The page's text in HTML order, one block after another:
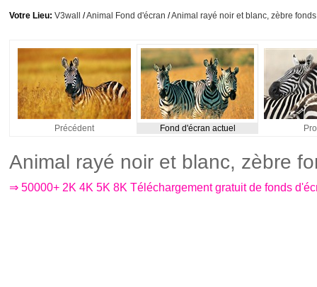
Votre Lieu: V3wall /Animal Fond d'écran /Animal rayé noir et blanc, zèbre
Précédent Fond d'écran actuel
Animal rayé noir et blanc, zèbre
⇒ 50000+ 2K 4K 5K 8K Téléchargement gratuit de fonds